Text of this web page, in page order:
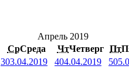
Апрель 2019
СрСреда ЧтЧетверг Пт
303.04.2019 404.04.2019 5